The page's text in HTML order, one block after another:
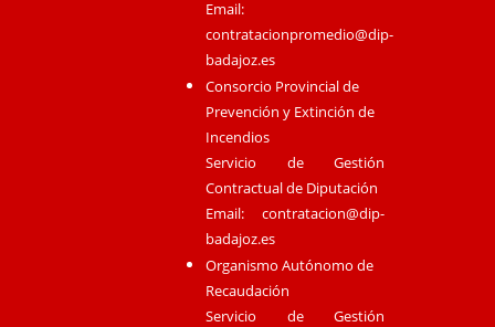
Email:
contratacionpromedio@dip-
badajoz.es
Consorcio Provincial de
Prevención y Extinción de
Incendios
Servicio de Gestión
Contractual de Diputación
Email:contratacion@dip-
badajoz.es
Organismo Autónomo de
Recaudación
Servicio de Gestión